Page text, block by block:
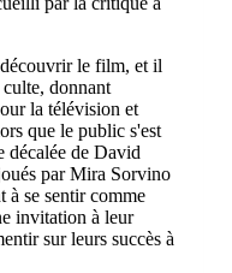
le film, et il
donnant
la télévision et
que le public s'est
décalée de David
par Mira Sorvino
se sentir comme
invitation à leur
sur leurs succès à